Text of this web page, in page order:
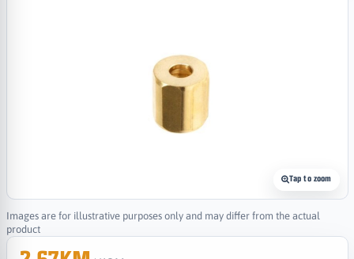
Tap to zoom
Images are for illustrative purposes only and may differ from the actual
product